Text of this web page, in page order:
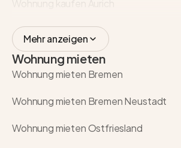
Mehr anzeigen
Wohnung mieten
Wohnung mieten Bremen
Wohnung mieten Bremen Neustadt
Wohnung mieten Ostfriesland